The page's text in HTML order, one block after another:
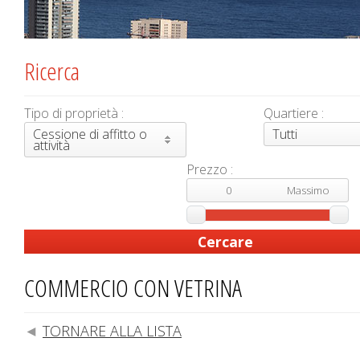
COMMERCIO CON VETRINA
TORNARE ALLA LISTA
Ricerca
Tipo di proprietà :
Cessione di affitto o
attività
Quartiere :
Tutti
Prezzo :